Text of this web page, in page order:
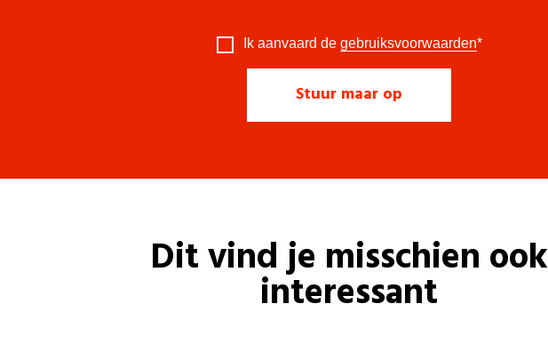
Ik aanvaard de gebruiksvoorwaarden*
Dit vind je misschien ook
interessant